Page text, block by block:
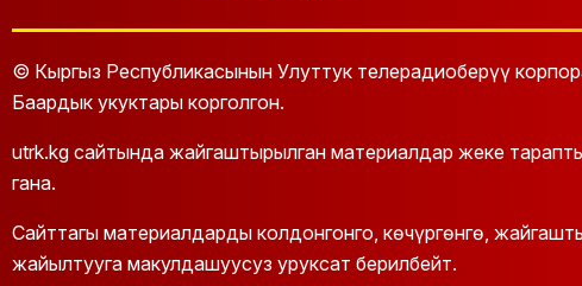
13:30 Музыка
14:00 Биз экөөбүз Баястан Мамбеталиев жана Жамийла
14:15 Музыка
16:00
© Кыргыз Республикасынын Улуттук телерадиоберүү
Баардык укуктары корголгон.
utrk.kg сайтында жайгаштырылган материалдар жеке
гана.
Сайттагы материалдарды колдонгонго, көчүргөнгө,
жайылтууга макулдашуусуз уруксат берилбейт.